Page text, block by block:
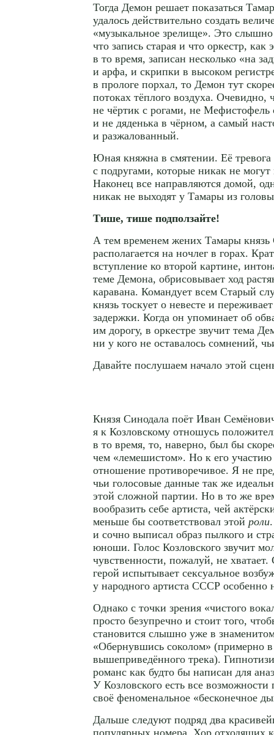
Тогда Демон решает показаться
удалось действительно создать
«музыкальное зрелище». Это
что запись старая и что оркестр, как
в то время, записан несколько «на
и арфа, и скрипки в высоком
в прологе порхал, то Демон тут
потоках тёплого воздуха. Очевидно,
не чёртик с рогами, не Мефистофель
и не дяденька в чёрном, а самый
и разжалованный.
Юная княжна в смятении. Её тревога
с подругами, которые никак не
Наконец все направляются домой,
никак не выходят у Тамары из
Тише, тише подползайте!
А тем временем жених Тамары князь
располагается на ночлег в горах.
вступление ко второй картине,
теме Демона, обрисовывает ход
каравана. Командует всем Старый
князь тоскует о невесте и
задержки. Когда он упоминает об
им дорогу, в оркестре звучит тема
ни у кого не оставалось сомнений,
Давайте послушаем начало этой
Князя Синодала поёт Иван
я к Козловскому отношусь
в то время, то, наверно, был бы
чем «лемешистом». Но к его участию
отношение противоречивое. Я не
чьи голосовые данные так же
этой сложной партии. Но в то же
вообразить себе артиста, чей
меньше бы соответствовал этой роли
и сочно выписал образ пылкого и
юноши. Голос Козловского звучит
чувственности, пожалуй, не
герой испытывает сексуальное
у народного артиста СССР особенно
Однако с точки зрения «чистого
просто безупречно и стоит того,
становится слышно уже в
«Обернувшись соколом» (примерно в
вышеприведённого трека).
романс как будто бы написан для
У Козловского есть все возможности
своё феноменальное «бесконечное
Дальше следуют подряд два